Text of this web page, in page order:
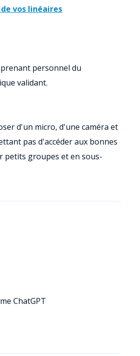
vos linéaires
personnel du
validant.
d'un micro, d'une caméra et
pas d'accéder aux bonnes
petits groupes et en sous-
ChatGPT